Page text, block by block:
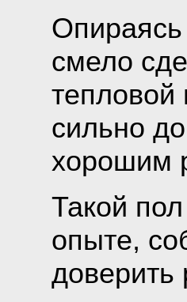
смело
тепловой
сильно
хорошим
Такой
опыте,
доверить